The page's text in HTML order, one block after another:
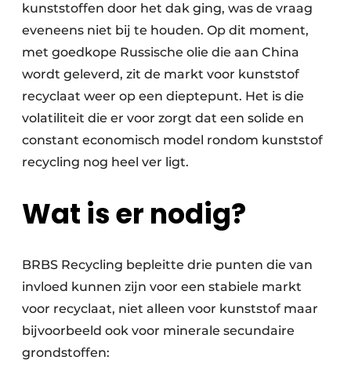
kunststoffen door het dak ging, was de vraag
eveneens niet bij te houden. Op dit moment,
met goedkope Russische olie die aan China
wordt geleverd, zit de markt voor kunststof
recyclaat weer op een dieptepunt. Het is die
volatiliteit die er voor zorgt dat een solide en
constant economisch model rondom kunststof
recycling nog heel ver ligt.
Wat is er nodig?
BRBS Recycling bepleitte drie punten die van
invloed kunnen zijn voor een stabiele markt
voor recyclaat, niet alleen voor kunststof maar
bijvoorbeeld ook voor minerale secundaire
grondstoffen: